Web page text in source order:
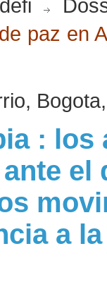
paz en
: los
el
a